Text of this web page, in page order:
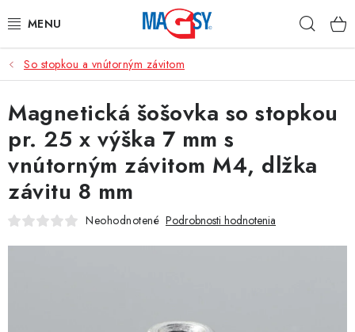
na
HLAVNÉ KATEGÓRIE
MAGNETICKÉ POMÔCKY
PRIEMYSELNÉ MAGNETY
OSTATNÉ MAGNETY
So stopkou a vnútorným závitom
Magnetická šošovka so stopkou
pr. 25 x výška 7 mm s
vnútorným závitom M4, dlžka
závitu 8 mm
Neohodnotené Podrobnosti hodnotenia